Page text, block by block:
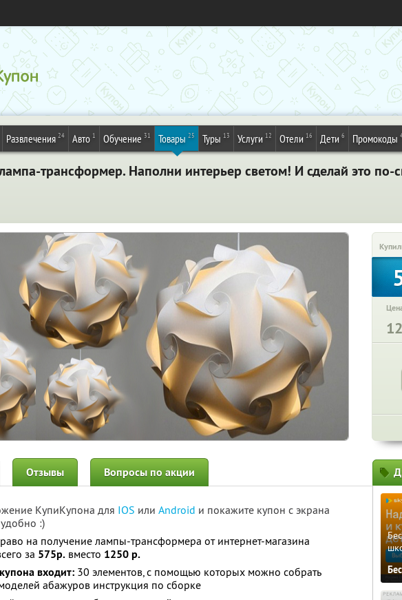
Развлечения 24 Авто 1 Обучение 31 Товары 25 Туры 13 Услуги 12 Отели 16 Дети 6 Промокоды
трансформер. Наполни интерьер светом! И сделай это по-
Отзывы Вопросы по акции
КупиКупона для IOS или Android и покажите купон с экрана
:)
на получение лампы-трансформера от интернет-магазина
за 575р. вместо 1250 р.
входит: 30 элементов, с помощью которых можно собрать
абажуров инструкция по сборке